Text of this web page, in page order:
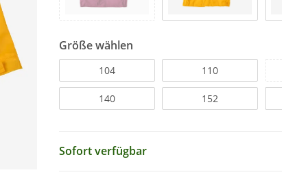
Größe wählen
104 110
140 152
Sofort verfügbar